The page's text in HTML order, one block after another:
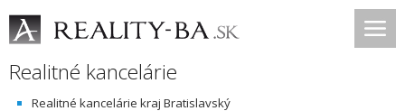
Realitné kancelárie
Realitné kancelárie kraj Bratislavský